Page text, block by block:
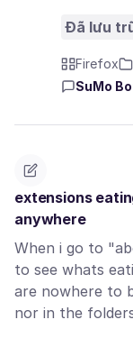
Đã lưu
Firefox
SuMo
extensions
anywhere
When i go to
to see whats
are nowhere to
nor in the